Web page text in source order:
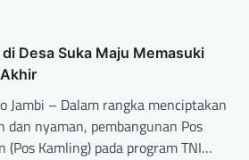
Desa Suka Maju Memasuki
Jambi – Dalam rangka menciptakan
dan nyaman, pembangunan Pos
(Pos Kamling) pada program TNI…